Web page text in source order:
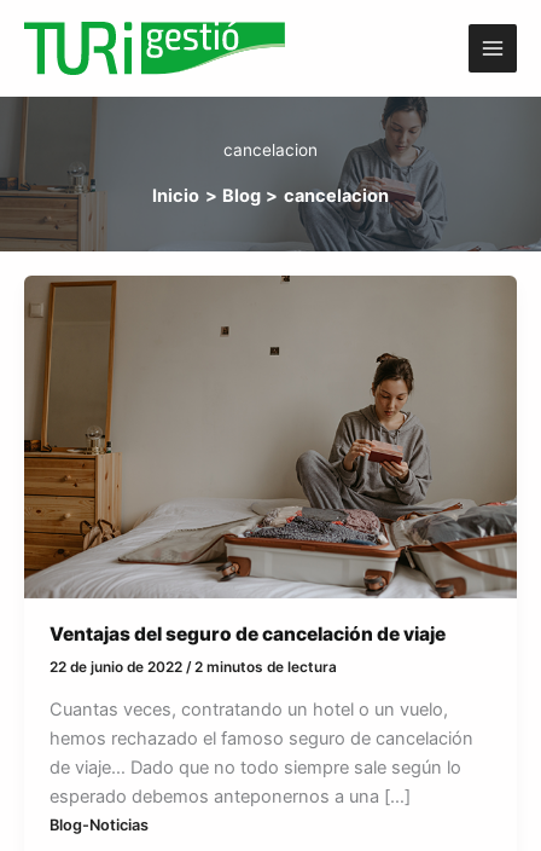
contenido
cancelacion
Inicio Blog cancelacion
Ventajas del seguro de cancelación de viaje
22 de junio de 2022 /2 minutos de lectura
Cuantas veces, contratando un hotel o un vuelo,
hemos rechazado el famoso seguro de cancelación
de viaje… Dado que no todo siempre sale según lo
esperado debemos anteponernos a una […]
Blog-Noticias